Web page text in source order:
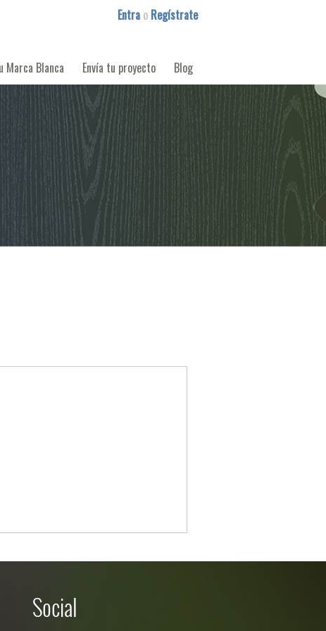
Entra o Regístrate
Marca Blanca Envía tu proyecto Blog
Social